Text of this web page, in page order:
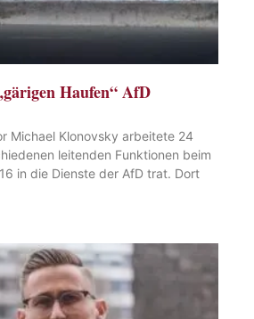
Haufen“ AfD
Michael Klonovsky arbeitete 24
leitenden Funktionen beim
in die Dienste der AfD trat. Dort